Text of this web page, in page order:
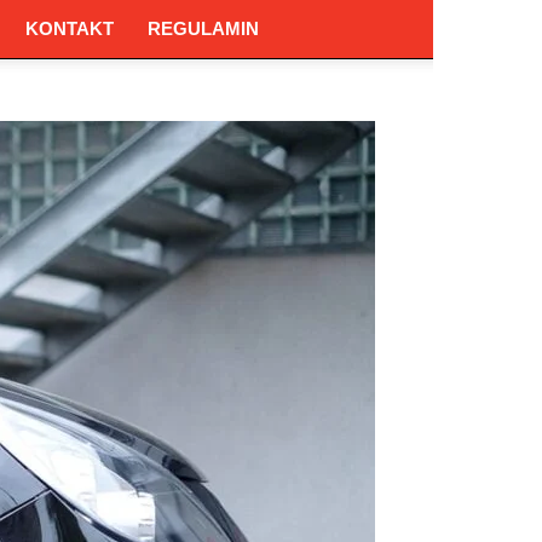
KONTAKT REGULAMIN